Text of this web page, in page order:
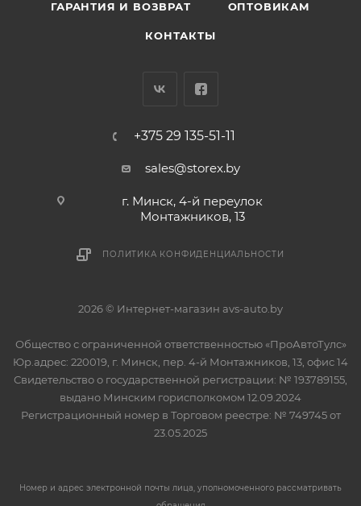
ГАРАНТИЯ И ВОЗВРАТ ОПТОВИКАМ
КОНТАКТЫ
+375 29 135-51-11
sales@storex.by
г. Минск, 4-й переулок
Монтажников, 13
ПОЛИТИКА КОНФИДЕНЦИАЛЬНОСТИ
2026 © Интернет-магазин avs-auto.by
Общество с ограниченной ответственностью «ПроАвтоТулс»
Юр.адрес: 220019, г. Минск, пер. 4-й Монтажников, 13, офис 14
Свидетельство о государственной регистрации: № 193789155,
выдано Минским горисполкомом 12.09.2024
Регистрационный номер в Торговом реестре: № 749745 от
23.05.2025
Номер и адрес электронной почты лица, уполномоченного рассматривать